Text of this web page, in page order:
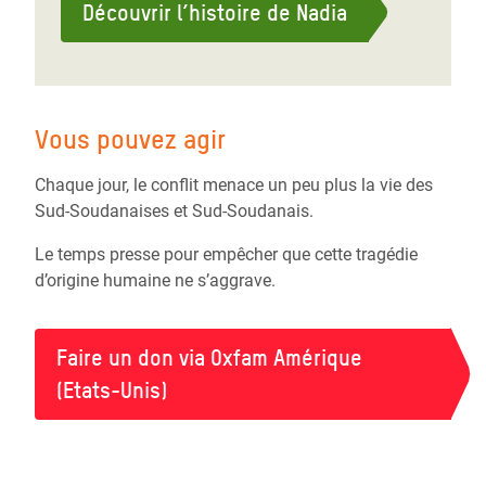
Découvrir l’histoire de Nadia
Vous pouvez agir
Chaque jour, le conflit menace un peu plus la vie des
Sud-Soudanaises et Sud-Soudanais.
Le temps presse pour empêcher que cette tragédie
d’origine humaine ne s’aggrave.
Faire un don via Oxfam Amérique
(Etats-Unis)